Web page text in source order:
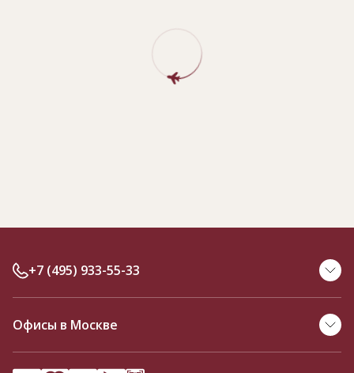
+7 (495) 933-55-33
Офисы в Москве